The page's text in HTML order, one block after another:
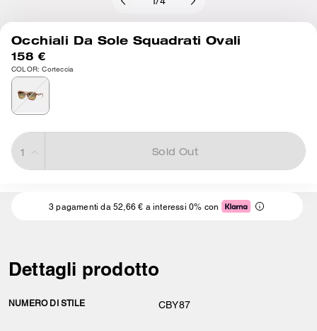
/4
Occhiali Da Sole Squadrati Ovali
158 €
COLOR: Corteccia
Sold Out
3 pagamenti da 52,66 € a interessi 0% con
Dettagli prodotto
NUMERO DI STILE CBY87